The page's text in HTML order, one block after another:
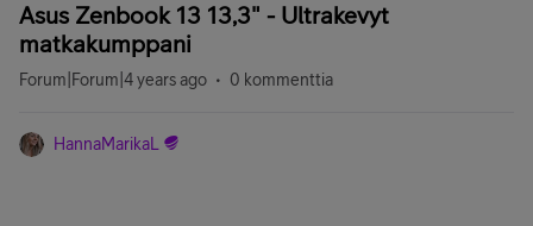
Asus Zenbook 13 13,3" - Ultrakevyt
matkakumppani
Forum|Forum|4 years ago 0 kommenttia
HannaMarikaL